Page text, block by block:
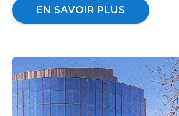
image
EN SAVOIR PLUS